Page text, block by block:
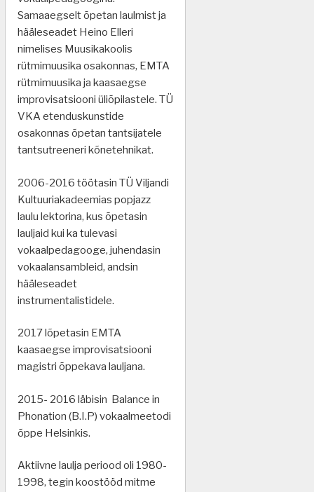
Samaaegselt õpetan laulmist ja
hääleseadet Heino Elleri
nimelises Muusikakoolis
rütmimuusika osakonnas, EMTA
rütmimuusika ja kaasaegse
improvisatsiooni üliõpilastele. TÜ
VKA etenduskunstide
osakonnas õpetan tantsijatele
tantsutreeneri kõnetehnikat.
2006-2016 töötasin TÜ Viljandi
Kultuuriakadeemias popjazz
laulu lektorina, kus õpetasin
lauljaid kui ka tulevasi
vokaalpedagooge, juhendasin
vokaalansambleid, andsin
hääleseadet
instrumentalistidele.
2017 lõpetasin EMTA
kaasaegse improvisatsiooni
magistri õppekava lauljana.
2015- 2016 läbisin Balance in
Phonation (B.I.P) vokaalmeetodi
õppe Helsinkis.
Aktiivne laulja periood oli 1980-
1998, tegin koostööd mitme